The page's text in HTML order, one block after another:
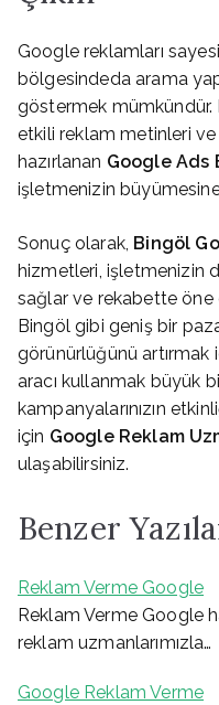
Google reklamları
bölgesindeda arama
göstermek mümkündür.
etkili reklam metinleri
hazırlanan Google Ads
işletmenizin
Sonuç olarak, Bingöl
hizmetleri, işletmenizin
sağlar ve rekabette öne
Bingöl gibi geniş bir
görünürlüğünü artırmak
aracı kullanmak büyük
kampanyalarınızın
için Google Reklam
ulaşabilirsiniz.
Benzer
Reklam Verme Google
Reklam Verme Google
reklam uzmanlarımızla…
Google Reklam Verme